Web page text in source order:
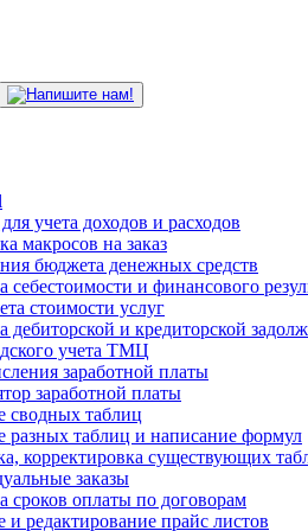
учета доходов и расходов
макросов на заказ
бюджета денежных средств
себестоимости и финансового
стоимости услуг
дебиторской и кредиторской
учета ТМЦ
заработной платы
заработной платы
сводных таблиц
разных таблиц и написание формул
корректировка существующих
заказы
сроков оплаты по договорам
и редактирование прайс листов